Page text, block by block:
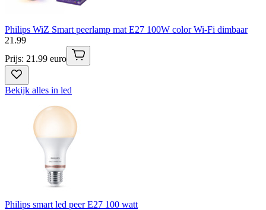
Philips WiZ Smart peerlamp mat E27 100W color Wi-Fi dimbaar
21 .99
Prijs: 21.99 euro
Bekijk alles in led
Philips smart led peer E27 100 watt